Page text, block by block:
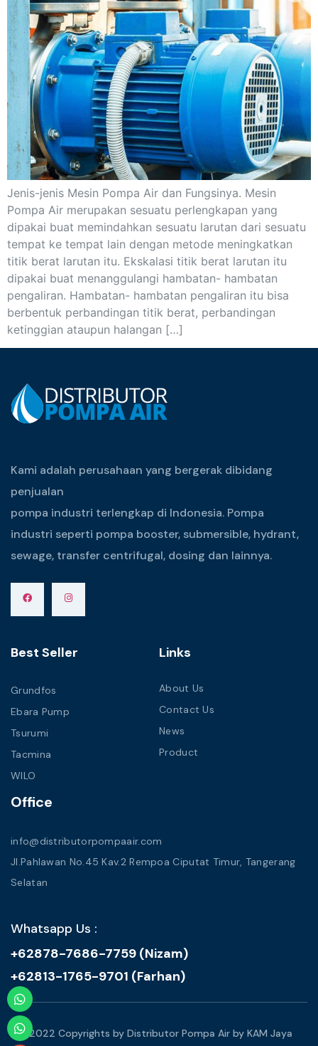
Jenis-jenis Mesin Pompa Air dan Fungsinya. Mesin
Pompa Air merupakan sesuatu perlengkapan yang
dipakai buat memindahkan sesuatu larutan dari sesuatu
tempat ke tempat lain dengan metode meningkatkan
titik berat larutan itu. Ekskalasi titik berat larutan itu
dipakai buat menanggulangi hambatan- hambatan
pengaliran. Hambatan- hambatan pengaliran itu bisa
berbentuk perbandingan titik berat, perbandingan
ketinggian ataupun halangan […]
Kami adalah perusahaan yang bergerak dibidang
penjualan
pompa industri terlengkap di Indonesia. Pompa
industri seperti pompa booster, submersible, hydrant,
sewage, transfer centrifugal, dosing dan lainnya.
Best Seller
Grundfos
Ebara Pump
Tsurumi
Tacmina
WILO
Links
About Us
Contact Us
News
Product
Office
info@distributorpompaair.com
Jl.Pahlawan No.45 Kav.2 Rempoa Ciputat Timur, Tangerang
Selatan
Whatsapp Us :
+62878-7686-7759 (Nizam)
+62813-1765-9701 (Farhan)
© 2022 Copyrights by Distributor Pompa Air by KAM Jaya